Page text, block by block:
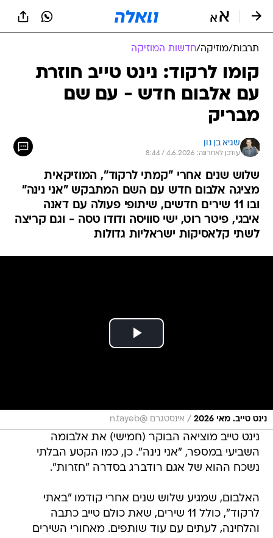
תרבות/מוזיקה/חדשות המוזיקה
קומו לרקוד: נינט טייב חוזרת
עם אלבום חדש - עם שם
מבריק
שגיא בן נון
עודכן לאחרונה: 4.6.2026 / 8:44
שלוש שנים אחרי "קמתי לרקוד", המוזיקאית
מציגה אלבום חדש עם השם המתבקש "אני נינה"
ובו 11 שירים חדשים, שיתופי פעולה עם דאנה
איבגי, פיטר רוט, ישי סוויסה ודודו טסה - וגם קריצה
לשתי קלאסיקות ישראליות גדולות
נינט טייב. מאי 2026 / אינסטגרם @n.tayeb
נינט טייב מוציאה הבוקר (חמישי) את אלבומה
השביעי במספר, "אני נינה". כן, כמו הקטע הבלתי
נשכח ההוא של אגם רודברג בסדרה "חזרות".
האלבום, שמגיע שלוש שנים אחרי קודמו "באתי
לרקוד", כולל 11 שירים, שאת כולם טייב כתבה
והלחינה, לעתים עם עוד שותפים. מאחורי השירים